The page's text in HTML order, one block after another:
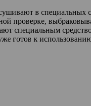
в специальных
проверке,
специальным
готов к